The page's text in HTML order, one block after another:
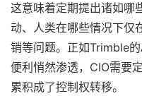
这意味着定期提出诸如哪
动、人类在哪些情况下仅
销等问题。正如Trimble
便利悄然渗透，CIO需要
累积成了控制权转移。